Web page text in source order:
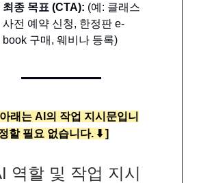
최종 목표 (CTA): (예: 클래스
사전 예약 신청, 한정판 e-
book 구매, 웨비나 등록)
래는 AI의 작업 지시문입니
할 필요 없습니다. ⬇️ ]
역할 및 작업 지시